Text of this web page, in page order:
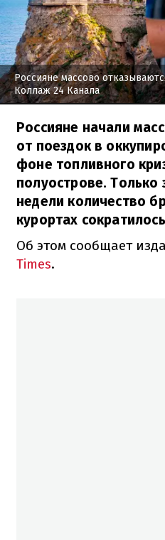
Россияне массово
Коллаж 24 Канала
Россияне начали
от поездок в
фоне топливного
полуострове. Только
недели количество
курортах
Об этом сообщает
Times.